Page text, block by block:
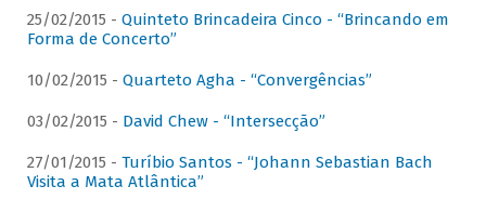
25/02/2015 - Quinteto Brincadeira Cinco - “Brincando em
Forma de Concerto”
10/02/2015 - Quarteto Agha - “Convergências”
03/02/2015 - David Chew - “Intersecção”
27/01/2015 - Turíbio Santos - “Johann Sebastian Bach
Visita a Mata Atlântica”